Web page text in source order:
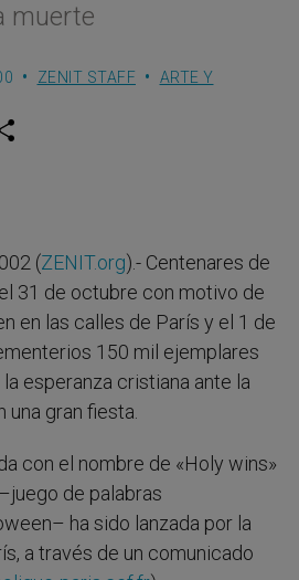
muerte
ZENIT STAFF
ARTE Y
(ZENIT.org).- Centenares de
31 de octubre con motivo de
en las calles de París y el 1 de
150 mil ejemplares
esperanza cristiana ante la
una gran fiesta.
con el nombre de «Holy wins»
de palabras
ha sido lanzada por la
a través de un comunicado